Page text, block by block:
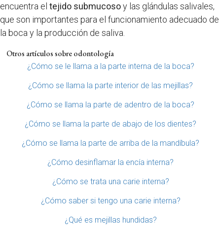
encuentra el tejido submucosoy las glándulas salivales,
que son importantes para el funcionamiento adecuado de
la boca y la producción de saliva.
Otros artículos sobre odontología
¿Cómo se le llama a la parte interna de la boca?
¿Cómo se llama la parte interior de las mejillas?
¿Cómo se llama la parte de adentro de la boca?
¿Cómo se llama la parte de abajo de los dientes?
¿Cómo se llama la parte de arriba de la mandíbula?
¿Cómo desinflamar la encía interna?
¿Cómo se trata una carie interna?
¿Cómo saber si tengo una carie interna?
¿Qué es mejillas hundidas?